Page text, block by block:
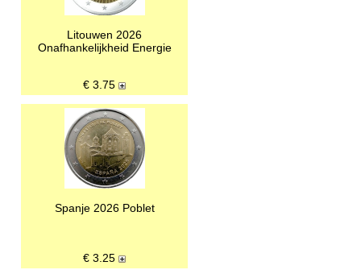
Litouwen 2026
Onafhankelijkheid Energie
€ 3.75
Spanje 2026 Poblet
€ 3.25